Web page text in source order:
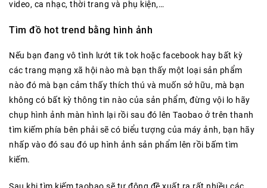
video, ca nhạc, thời trang và phụ kiện,…
Tìm đồ hot trend bằng hình ảnh
Nếu bạn đang vô tình lướt tik tok hoặc facebook hay bất kỳ
các trang mạng xã hội nào mà bạn thấy một loại sản phẩm
nào đó mà bạn cảm thấy thích thú và muốn sở hữu, mà bạn
không có bất kỳ thông tin nào của sản phẩm, đừng vội lo hãy
chụp hình ảnh màn hình lại rồi sau đó lên Taobao ở trên thanh
tìm kiếm phía bên phải sẽ có biểu tượng của máy ảnh, bạn hãy
nhấp vào đó sau đó up hình ảnh sản phẩm lên rồi bấm tìm
kiếm.